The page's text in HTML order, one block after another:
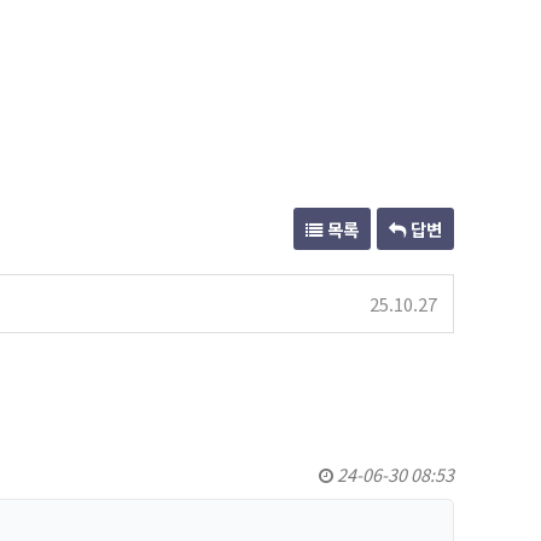
목록 답변
25.10.27
24-06-30 08:53